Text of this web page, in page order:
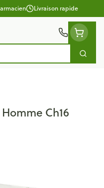
Livraison rapide
Ch16